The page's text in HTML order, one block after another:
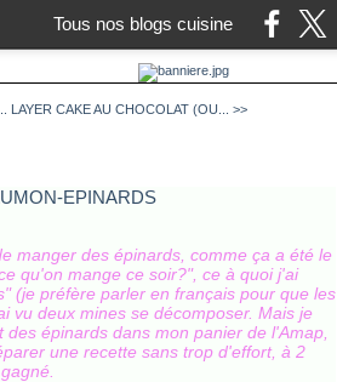
Tous nos blogs cuisine
LAYER CAKE AU CHOCOLAT (OU... >>
manger des épinards, comme ça a été le
qu'on mange ce soir?", ce à quoi j'ai
(je préfère parler en français pour que les
vu deux mines se décomposer. Mais je
des épinards dans mon panier de l'Amap,
une recette sans trop d'effort, à 2